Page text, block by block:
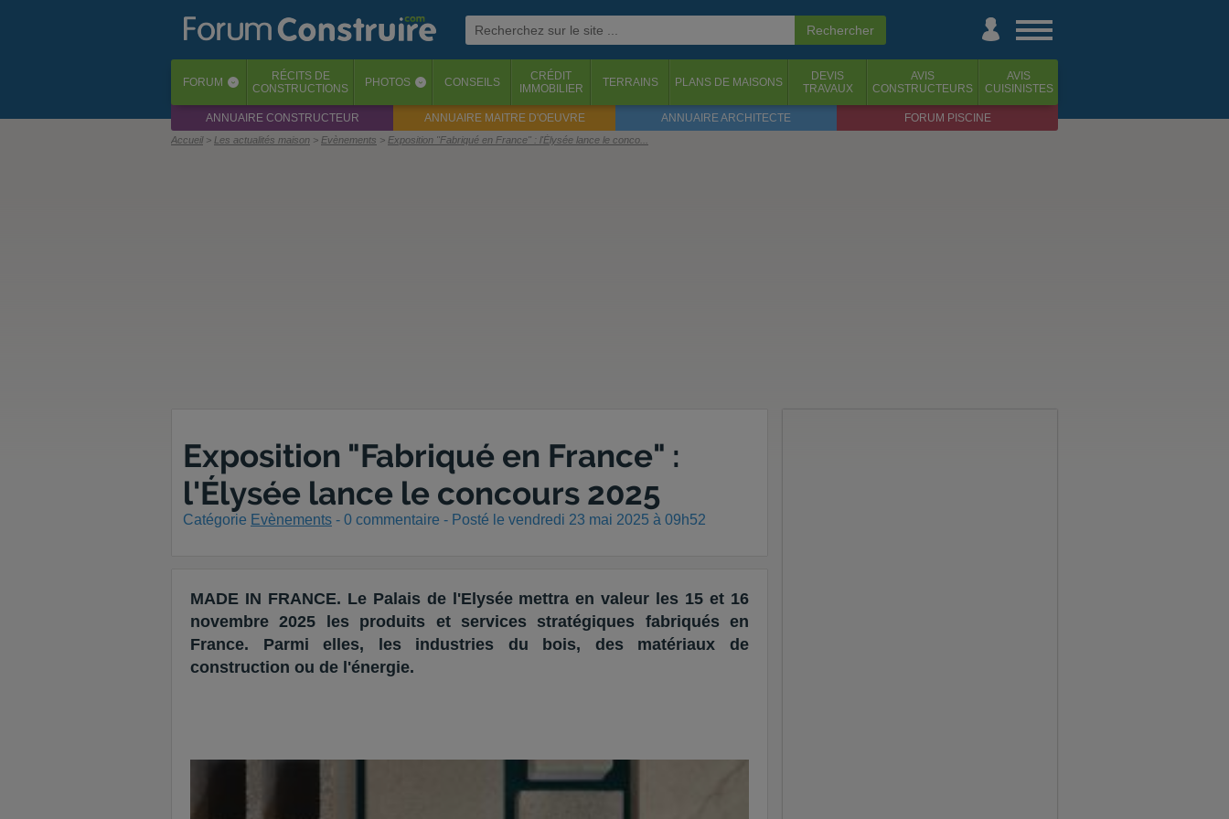
FORUM ‹ RÉCITS DE
CONSTRUCTIONS
PHOTOS ‹ CONSEILS
CRÉDIT
IMMOBILIER
TERRAINS PLANS DE MAISONS
DEVIS
TRAVAUX
AVIS
CONSTRUCTEURS
AVIS
CUISINISTES
ANNUAIRE CONSTRUCTEUR ANNUAIRE MAITRE D'OEUVRE ANNUAIRE ARCHITECTE FORUM PISCINE
Accueil Les actualités maison Evènements Exposition "Fabriqué en France" : l'Élysée lance le conco...
Exposition "Fabriqué en France" :
l'Élysée lance le concours 2025
Catégorie Evènements - 0 commentaire - Posté le vendredi 23 mai 2025 à 09h52
MADE IN FRANCE. Le Palais de l'Elysée mettra en valeur les 15 et 16
novembre 2025 les produits et services stratégiques fabriqués en
France. Parmi elles, les industries du bois, des matériaux de
construction ou de l'énergie.